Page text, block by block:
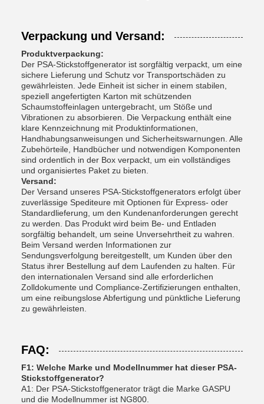
Verpackung und Versand:
Produktverpackung:
Der PSA-Stickstoffgenerator ist sorgfältig verpackt, um eine
sichere Lieferung und Schutz vor Transportschäden zu
gewährleisten. Jede Einheit ist sicher in einem stabilen,
speziell angefertigten Karton mit schützenden
Schaumstoffeinlagen untergebracht, um Stöße und
Vibrationen zu absorbieren. Die Verpackung enthält eine
klare Kennzeichnung mit Produktinformationen,
Handhabungsanweisungen und Sicherheitswarnungen. Alle
Zubehörteile, Handbücher und notwendigen Komponenten
sind ordentlich in der Box verpackt, um ein vollständiges
und organisiertes Paket zu bieten.
Versand:
Der Versand unseres PSA-Stickstoffgenerators erfolgt über
zuverlässige Spediteure mit Optionen für Express- oder
Standardlieferung, um den Kundenanforderungen gerecht
zu werden. Das Produkt wird beim Be- und Entladen
sorgfältig behandelt, um seine Unversehrtheit zu wahren.
Beim Versand werden Informationen zur
Sendungsverfolgung bereitgestellt, um Kunden über den
Status ihrer Bestellung auf dem Laufenden zu halten. Für
den internationalen Versand sind alle erforderlichen
Zolldokumente und Compliance-Zertifizierungen enthalten,
um eine reibungslose Abfertigung und pünktliche Lieferung
zu gewährleisten.
FAQ:
F1: Welche Marke und Modellnummer hat dieser PSA-
Stickstoffgenerator?
A1: Der PSA-Stickstoffgenerator trägt die Marke GASPU
und die Modellnummer ist NG800.